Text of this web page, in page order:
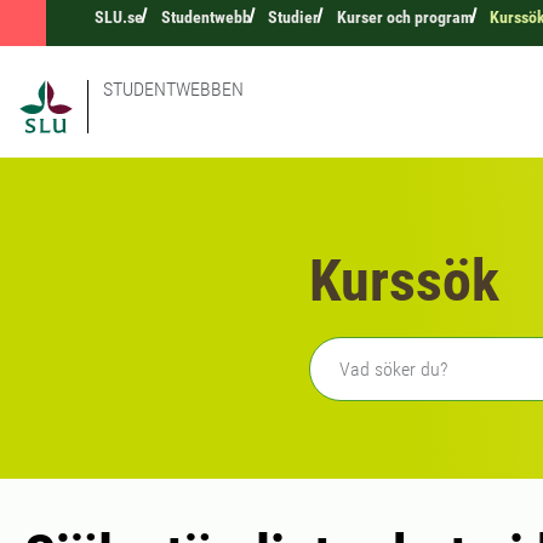
SLU.se Studentwebb Studier Kurser och program
STUDENTWEBBEN
Kurssök
Fritext sökning